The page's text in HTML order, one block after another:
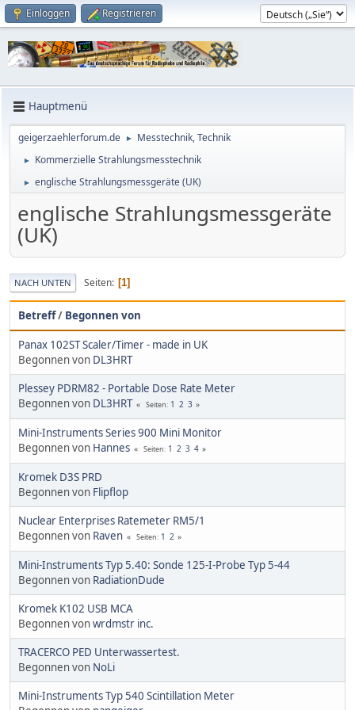
Einloggen Registrieren
Hauptmenü
geigerzaehlerforum.de ► Messtechnik, Technik
► Kommerzielle Strahlungsmesstechnik
► englische Strahlungsmessgeräte (UK)
englische Strahlungsmessgeräte
(UK)
NACH UNTEN Seiten 1
Betreff/ Begonnen von
Panax 102ST Scaler/Timer - made in UK
Begonnen von DL3HRT
Plessey PDRM82 - Portable Dose Rate Meter
Begonnen von DL3HRT Seiten 1 2 3
Mini-Instruments Series 900 Mini Monitor
Begonnen von Hannes Seiten 1 2 3 4
Kromek D3S PRD
Begonnen von Flipflop
Nuclear Enterprises Ratemeter RM5/1
Begonnen von Raven Seiten 1 2
Mini-Instruments Typ 5.40: Sonde 125-I-Probe Typ 5-44
Begonnen von RadiationDude
Kromek K102 USB MCA
Begonnen vonwrdmstr inc.
TRACERCO PED Unterwassertest.
Begonnen von NoLi
Mini-Instruments Typ 540 Scintillation Meter